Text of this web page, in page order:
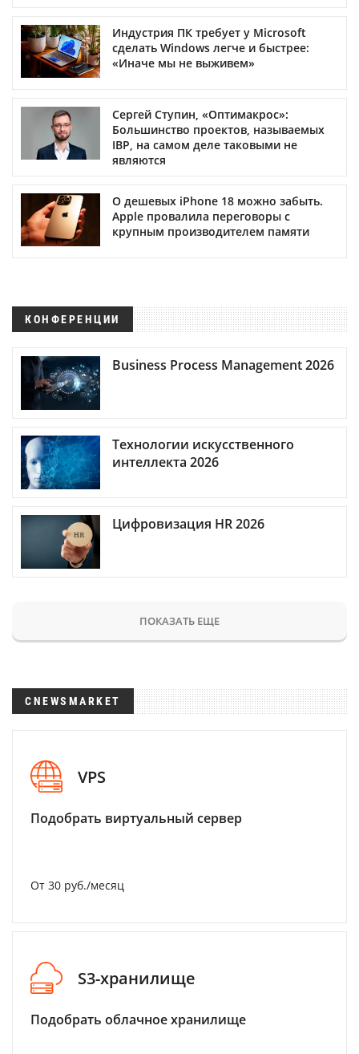
Индустрия ПК требует у Microsoft
сделать Windows легче и быстрее:
«Иначе мы не выживем»
Сергей Ступин, «Оптимакрос»:
Большинство проектов, называемых
IBP, на самом деле таковыми не
являются
О дешевых iPhone 18 можно забыть.
Apple провалила переговоры с
крупным производителем памяти
КОНФЕРЕНЦИИ
Business Process Management 2026
Технологии искусственного
интеллекта 2026
Цифровизация HR 2026
ПОКАЗАТЬ ЕЩЕ
CNEWSMARKET
VPS
Подобрать виртуальный сервер
От 30 руб./месяц
S3-хранилище
Подобрать облачное хранилище